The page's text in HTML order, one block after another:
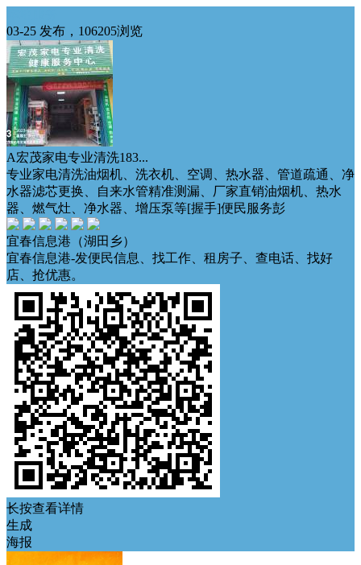
03-25 发布，106205浏览
A宏茂家电专业清洗183...
专业家‬电清洗油烟机、洗衣机、空调、热水器、管道疏通、净
水器滤芯更换、自来水管精准测漏、厂家直销油烟机、热水
器、燃气灶、净水器、增压泵等[握手]便民服务彭
宜春信息港（湖田乡）
宜春信息港-发便民信息、找工作、租房子、查电话、找好
店、抢优惠。
长按查看详情
生成
海报